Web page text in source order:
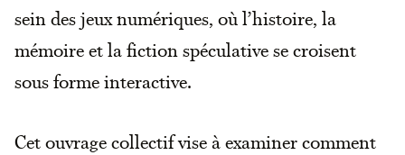
sein des jeux numériques, où l’histoire, la
mémoire et la fiction spéculative se croisent
sous forme interactive.
Cet ouvrage collectif vise à examiner comment